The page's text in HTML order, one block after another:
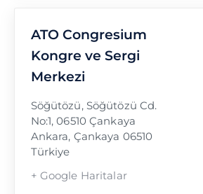
ATO Congresium
Kongre ve Sergi
Merkezi
Söğütözü, Söğütözü Cd.
No:1, 06510 Çankaya
Ankara, Çankaya 06510
Türkiye
+ Google Haritalar